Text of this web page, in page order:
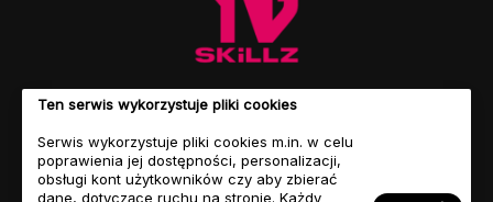
Ten serwis wykorzystuje pliki cookies
Serwis wykorzystuje pliki cookies m.in. w celu
poprawienia jej dostępności, personalizacji,
obsługi kont użytkowników czy aby zbierać
dane, dotyczące ruchu na stronie. Każdy